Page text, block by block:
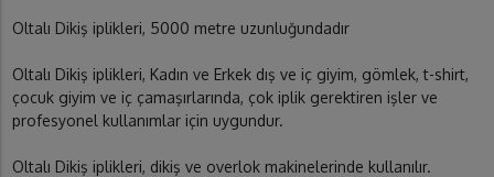
Oltalı Dikiş iplikleri, 5000 metre uzunluğundadır
Oltalı Dikiş iplikleri, Kadın ve Erkek dış ve iç giyim, gömlek, t-shirt,
çocuk giyim ve iç çamaşırlarında, çok iplik gerektiren işler ve
profesyonel kullanımlar için uygundur.
Oltalı Dikiş iplikleri, dikiş ve overlok makinelerinde kullanılır.